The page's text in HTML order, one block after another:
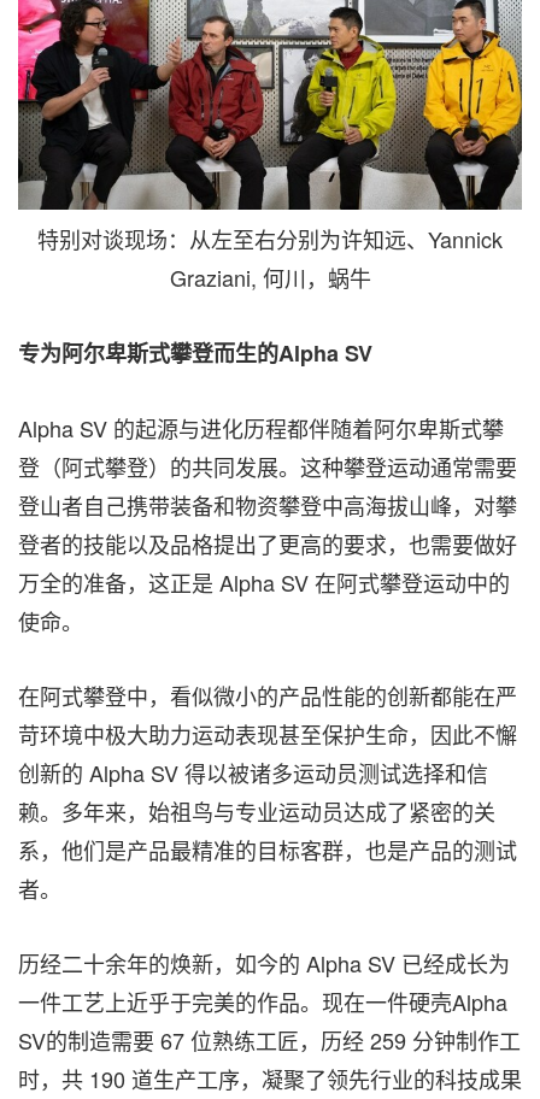
特别对谈现场：从左至右分别为许知远、Yannick
Graziani, 何川，蜗牛
专为阿尔卑斯式攀登而生的Alpha SV
Alpha SV 的起源与进化历程都伴随着阿尔卑斯式攀
登（阿式攀登）的共同发展。这种攀登运动通常需要
登山者自己携带装备和物资攀登中高海拔山峰，对攀
登者的技能以及品格提出了更高的要求，也需要做好
万全的准备，这正是 Alpha SV 在阿式攀登运动中的
使命。
在阿式攀登中，看似微小的产品性能的创新都能在严
苛环境中极大助力运动表现甚至保护生命，因此不懈
创新的 Alpha SV 得以被诸多运动员测试选择和信
赖。多年来，始祖鸟与专业运动员达成了紧密的关
系，他们是产品最精准的目标客群，也是产品的测试
者。
历经二十余年的焕新，如今的 Alpha SV 已经成长为
一件工艺上近乎于完美的作品。现在一件硬壳Alpha
SV的制造需要 67 位熟练工匠，历经 259 分钟制作工
时，共 190 道生产工序，凝聚了领先行业的科技成果